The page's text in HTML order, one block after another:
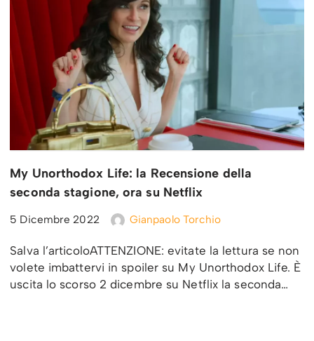
My Unorthodox Life: la Recensione della
seconda stagione, ora su Netflix
5 Dicembre 2022 Gianpaolo Torchio
Salva l’articoloATTENZIONE: evitate la lettura se non
volete imbattervi in spoiler su My Unorthodox Life. È
uscita lo scorso 2 dicembre su Netflix la seconda…